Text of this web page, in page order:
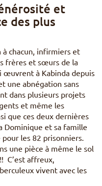
et
des plus
chacun, infirmiers et
frères et sœurs de la
œuvrent à Kabinda depuis
une abnégation sans
dans plusieurs projets
et même les
que ces deux dernières
Dominique et sa famille
les 82 prisonniers.
une pièce à même le sol
C’est affreux,
vivent avec les